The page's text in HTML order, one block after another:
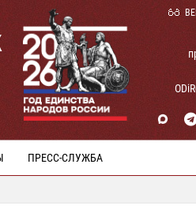
ПРЕСС-СЛУЖБА